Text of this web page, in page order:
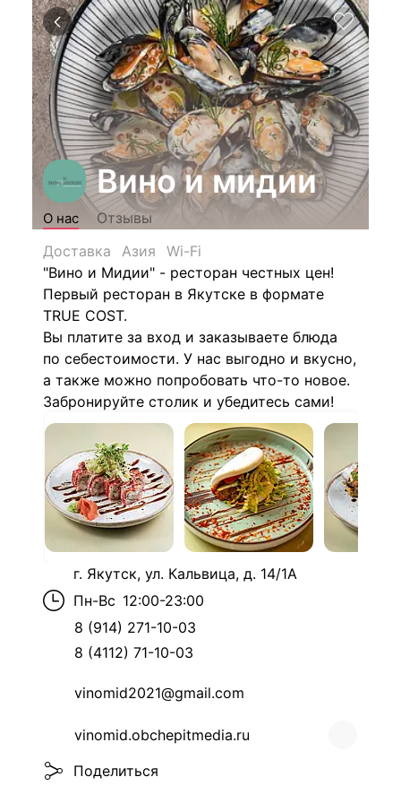
Вино и мидии
О нас
Отзывы
Доставка
Азия
Wi-Fi
"Вино и Мидии" - ресторан честных цен!
Первый ресторан в Якутске в формате
TRUE COST.
Вы платите за вход и заказываете блюда
по себестоимости. У нас выгодно и вкусно,
а также можно попробовать что-то новое.
Забронируйте столик и убедитесь сами!
г. Якутск, ул. Кальвица, д. 14/1А
Пн-Вс 12:00-23:00
8 (914) 271-10-03
8 (4112) 71-10-03
vinomid2021@gmail.com
vinomid.obchepitmedia.ru
Поделиться